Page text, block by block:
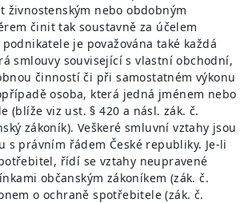
živnostenským nebo obdobným
činit tak soustavně za účelem
je považována také každá
smlouvy související s vlastní obchodní,
činností či při samostatném výkonu
osoba, která jedná jménem nebo
(blíže viz ust. § 420 a násl. zák. č.
zákoník). Veškeré smluvní vztahy jsou
s právním řádem České republiky. Je-li
řídí se vztahy neupravené
občanským zákoníkem (zák. č.
o ochraně spotřebitele (zák. č.